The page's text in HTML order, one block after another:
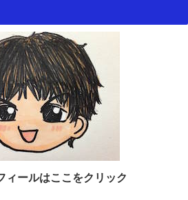
ィールはここをクリック